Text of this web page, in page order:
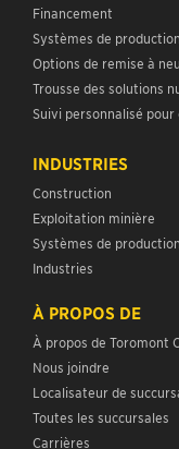
Financement
Systèmes de
Options de remise à
Trousse des solutions
Suivi personnalisé pour
INDUSTRIES
Construction
Exploitation minière
Systèmes de
Industries
À PROPOS DE
À propos de Toromont
Nous joindre
Localisateur de
Toutes les succursales
Carrières